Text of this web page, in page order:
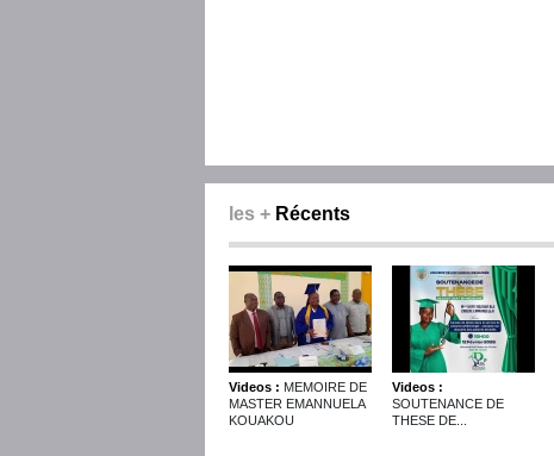
les + Récents
Videos : MEMOIRE DE
MASTER EMANNUELA
KOUAKOU
Videos :
SOUTENANCE DE
THESE DE...